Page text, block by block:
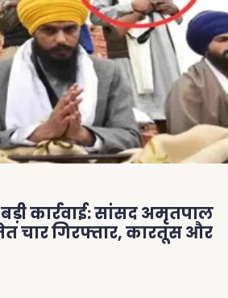
कार्रवाई: सांसद अमृतपाल
चार गिरफ्तार, कारतूस और